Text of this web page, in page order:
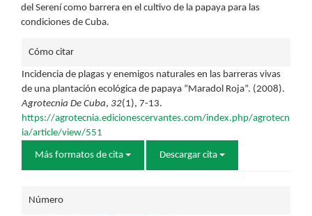
del Serení como barrera en el cultivo de la papaya para las
condiciones de Cuba.
Detalles
del
artículo
Cómo citar
Incidencia de plagas y enemigos naturales en las barreras vivas
de una plantación ecológica de papaya “Maradol Roja”. (2008).
Agrotecnia De Cuba, 32(1), 7-13.
https://agrotecnia.edicionescervantes.com/index.php/agrotecn
ia/article/view/551
Más formatos de cita Descargar cita
Número